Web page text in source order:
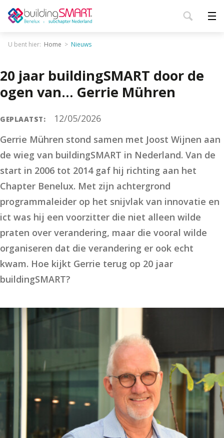
U bent hier: Home Nieuws
20 jaar buildingSMART door de
ogen van… Gerrie Mühren
GEPLAATST:
12/05/2026
Gerrie Mühren stond samen met Joost Wijnen aan
de wieg van buildingSMART in Nederland. Van de
start in 2006 tot 2014 gaf hij richting aan het
Chapter Benelux. Met zijn achtergrond
programmaleider op het snijvlak van innovatie en
ict was hij een voorzitter die niet alleen wilde
praten over verandering, maar die vooral wilde
organiseren dat die verandering er ook echt
kwam. Hoe kijkt Gerrie terug op 20 jaar
buildingSMART?